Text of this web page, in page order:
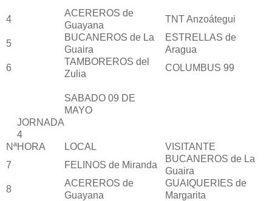
4
ACEREROS de
Guayana
TNT Anzoátegui
5
BUCANEROS de La
Guaira
ESTRELLAS de
Aragua
6
TAMBOREROS del
Zulia
COLUMBUS 99
SABADO 09 DE
MAYO
JORNADA
4
NªHORA LOCAL
VISITANTE
7
FELINOS de Miranda
BUCANEROS de La
Guaira
8
ACEREROS de
Guayana
GUAIQUERIES de
Margarita